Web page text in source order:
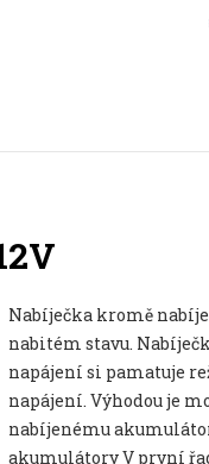
Nabíječka kromě
nabitém stavu.
napájení si pamatuje
napájení. Výhodou je
nabíjenému
akumulátory V první